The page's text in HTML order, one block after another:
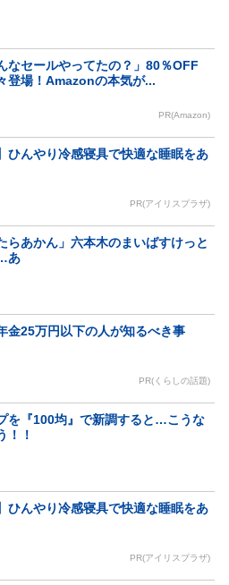
なセールやってたの？」80％OFF
登場！Amazonの本気が...
PR(Amazon)
ひんやり冷感寝具で快適な睡眠をあ
PR(アイリスプラザ)
らあかん」六本木のまいばすけっと
あ
金25万円以下の人が知るべき事
PR(くらしの話題)
を『100均』で新調すると…こうな
！！
ひんやり冷感寝具で快適な睡眠をあ
PR(アイリスプラザ)